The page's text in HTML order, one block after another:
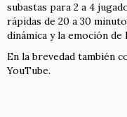
subastas para 2 a 4
rápidas de 20 a 30
dinámica y la emoción de
En la brevedad también
YouTube.